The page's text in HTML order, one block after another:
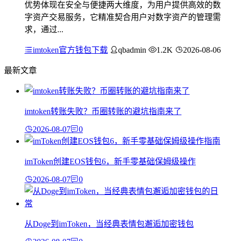
优势体现在安全与便捷两大维度，为用户提供高效的数
字资产交易服务，它精准契合用户对数字资产的管理需
求，通过...
imtoken官方钱包下载 qbadmin 1.2K 2026-08-06
最新文章
imtoken转账失败？币圈转账的避坑指南来了
2026-08-07 0
imToken创建EOS钱包6，新手零基础保姆级操作
2026-08-07 0
从Doge到imToken，当经典表情包邂逅加密钱包